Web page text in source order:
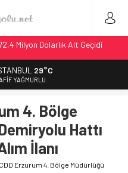
Milyon Dolarlık Alt Geçidi
Saldırısı: Zamanında Tahliye
70. İstasyona Ulaşıldı
Class 99’lar 2026’da Yolda
PTC Anlaşmasını 2031’e
29°C
YAĞMURLU
4. Bölge
Hattı
İlanı
Erzurum 4. Bölge Müdürlüğü